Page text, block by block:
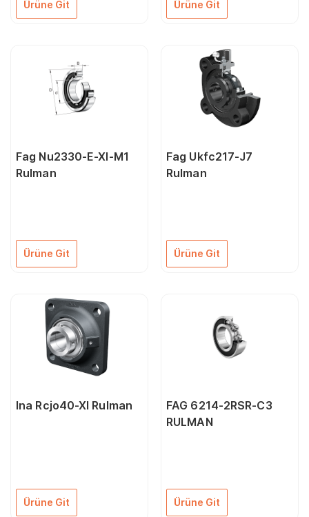
Ürüne Git Ürüne Git
Fag Nu2330-E-Xl-M1
Rulman
Ürüne Git
Fag Ukfc217-J7
Rulman
Ürüne Git
Ina Rcjo40-Xl Rulman
Ürüne Git
FAG 6214-2RSR-C3
RULMAN
Ürüne Git